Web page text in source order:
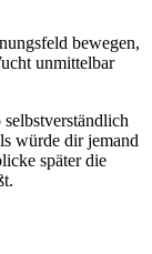
bewegen,
unmittelbar
würde dir jemand
später die